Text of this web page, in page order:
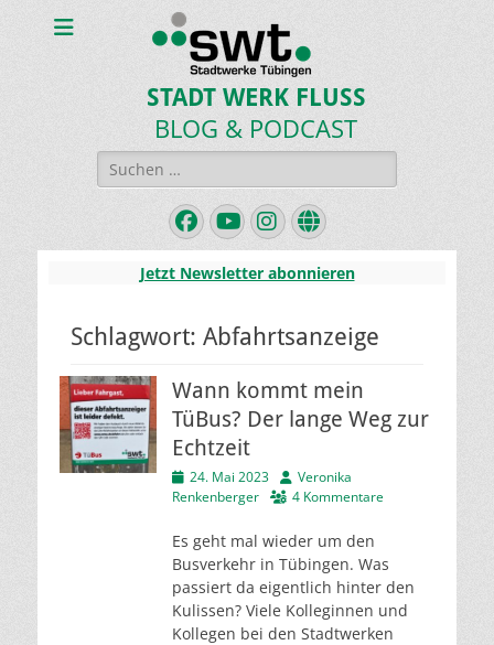
STADT WERK FLUSS
BLOG & PODCAST
Suchen
nach:
Facebook
YouTube
Instagram
Website
Jetzt Newsletter abonnieren
Schlagwort: Abfahrtsanzeige
Wann kommt mein
TüBus? Der lange Weg zur
Echtzeit
Veröffentlicht
am
24. Mai 2023 AutorVeronika
Renkenberger
4 Kommentare
Es geht mal wieder um den
Busverkehr in Tübingen. Was
passiert da eigentlich hinter den
Kulissen? Viele Kolleginnen und
Kollegen bei den Stadtwerken